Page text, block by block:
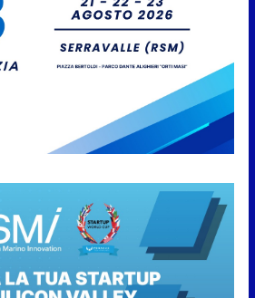
della fase preliminare di
preallarme, dal 3 al 9 agosto
6 Agosto 2026
“San Marino Antiqua –
Leggende e storie del Titano”:
l’inequivocabile successo di
6 Agosto 2026